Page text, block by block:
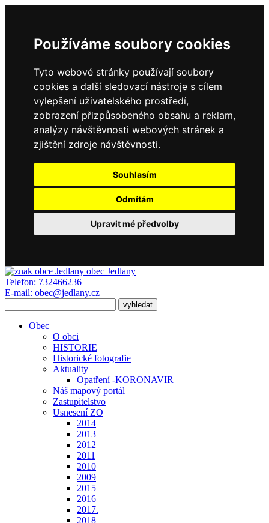
Používáme soubory cookies
Tyto webové stránky používají soubory
cookies a další sledovací nástroje s cílem
vylepšení uživatelského prostředí,
zobrazení přizpůsobeného obsahu a reklam,
analýzy návštěvnosti webových stránek a
zjištění zdroje návštěvnosti.
Souhlasím
Odmítám
Upravit mé předvolby
obec Jedlany
Telefon: 732466236
E-mail: obec@jedlany.cz
Obec
O obci
HISTORIE
Historické fotografie
Aktuality
Opatření -KORONAVIR
Náš mapový portál
Zastupitelstvo
Usnesení ZO
2014
2013
2012
2011
2010
2009
2015
2016
2017.
2018